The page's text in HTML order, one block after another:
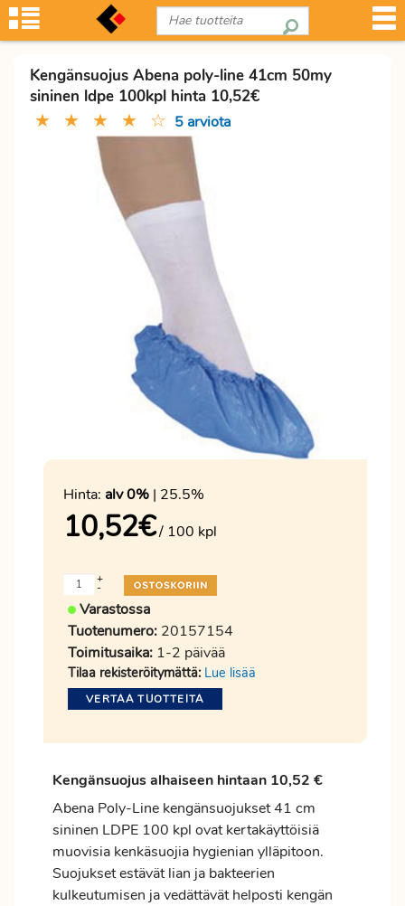
Kengänsuojus Abena poly-line 41cm 50my
sininen ldpe 100kpl hinta 10,52€
★ ★ ★ ★ ☆ 5 arviota
Hinta: alv 0% | 25.5%
10,52€/ 100 kpl
-
+
Varastossa
Tuotenumero: 20157154
Toimitusaika: 1-2 päivää
Tilaa rekisteröitymättä: Lue lisää
VERTAA TUOTTEITA
Kengänsuojus alhaiseen hintaan 10,52 €
Abena Poly-Line kengänsuojukset 41 cm
sininen LDPE 100 kpl ovat kertakäyttöisiä
muovisia kenkäsuojia hygienian ylläpitoon.
Suojukset estävät lian ja bakteerien
kulkeutumisen ja vedättävät helposti kengän